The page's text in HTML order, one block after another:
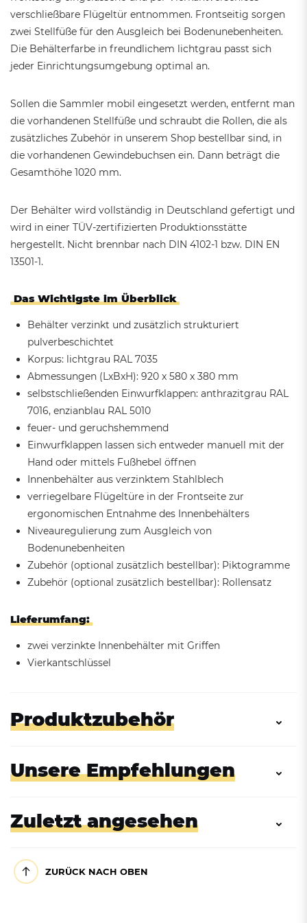
verschließbare Flügeltür entnommen. Frontseitig sorgen
zwei Stellfüße für den Ausgleich bei Bodenunebenheiten.
Die Behälterfarbe in freundlichem lichtgrau passt sich
jeder Einrichtungsumgebung optimal an.
Sollen die Sammler mobil eingesetzt werden, entfernt man
die vorhandenen Stellfüße und schraubt die Rollen, die als
zusätzliches Zubehör in unserem Shop bestellbar sind, in
die vorhandenen Gewindebuchsen ein. Dann beträgt die
Gesamthöhe 1020 mm.
Der Behälter wird vollständig in Deutschland gefertigt und
wird in einer TÜV-zertifizierten Produktionsstätte
hergestellt. Nicht brennbar nach DIN 4102-1 bzw. DIN EN
13501-1.
Das Wichtigste im Überblick
Behälter verzinkt und zusätzlich strukturiert
pulverbeschichtet
Korpus: lichtgrau RAL 7035
Abmessungen (LxBxH): 920 x 580 x 380 mm
selbstschließenden Einwurfklappen: anthrazitgrau RAL
7016, enzianblau RAL 5010
feuer- und geruchshemmend
Einwurfklappen lassen sich entweder manuell mit der
Hand oder mittels Fußhebel öffnen
Innenbehälter aus verzinktem Stahlblech
verriegelbare Flügeltüre in der Frontseite zur
ergonomischen Entnahme des Innenbehälters
Niveauregulierung zum Ausgleich von
Bodenunebenheiten
Zubehör (optional zusätzlich bestellbar): Piktogramme
Zubehör (optional zusätzlich bestellbar): Rollensatz
Lieferumfang:
zwei verzinkte Innenbehälter mit Griffen
Vierkantschlüssel
Produktzubehör
Unsere Empfehlungen
Zuletzt angesehen
ZURÜCK NACH OBEN